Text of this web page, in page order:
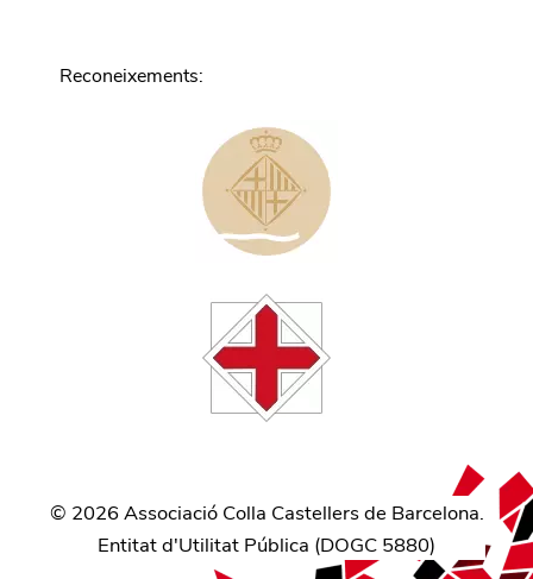
Reconeixements:
© 2026Associació Colla Castellers de Barcelona.
Entitat d'Utilitat Pública (DOGC 5880)